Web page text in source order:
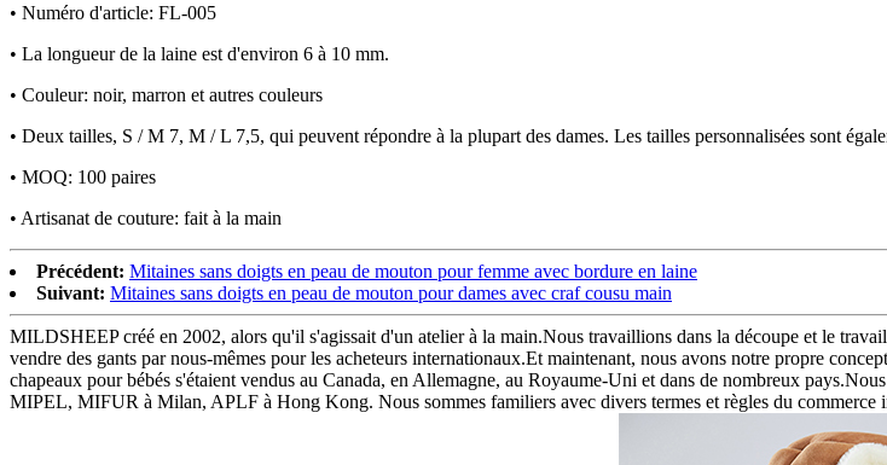
• Numéro d'article: FL-005
• La longueur de la laine est d'environ 6 à 10 mm.
• Couleur: noir, marron et autres couleurs
• Deux tailles, S / M 7, M / L 7,5, qui peuvent répondre à la plupart des dames. Les tailles personnalisées sont
• MOQ: 100 paires
• Artisanat de couture: fait à la main
Précédent: Mitaines sans doigts en peau de mouton pour femme avec bordure en laine
Suivant: Mitaines sans doigts en peau de mouton pour dames avec craf cousu main
MILDSHEEP créé en 2002, alors qu'il s'agissait d'un atelier à la main.Nous travaillions dans la découpe et le
vendre des gants par nous-mêmes pour les acheteurs internationaux.Et maintenant, nous avons notre propre
chapeaux pour bébés s'étaient vendus au Canada, en Allemagne, au Royaume-Uni et dans de nombreux
MIPEL, MIFUR à Milan, APLF à Hong Kong. Nous sommes familiers avec divers termes et règles du commerce